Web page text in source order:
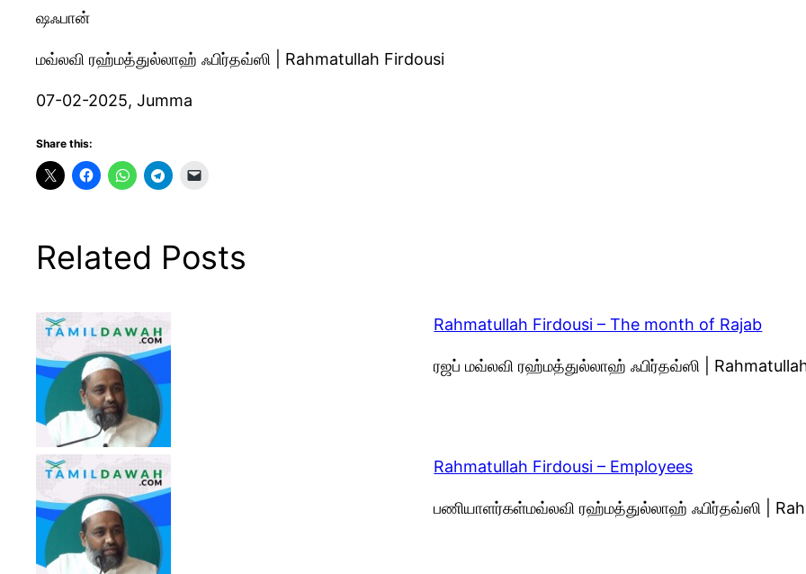
ஷஃபான்
மவ்லவி ரஹ்மத்துல்லாஹ் ஃபிர்தவ்ஸி | Rahmatullah Firdousi
07-02-2025, Jumma
Share this:
Related Posts
Rahmatullah Firdousi – The month of Rajab
ரஜப் மவ்லவி ரஹ்மத்துல்லாஹ் ஃபிர்தவ்ஸி |
Rahmatullah Firdousi – Employees
பணியாளர்கள்மவ்லவி ரஹ்மத்துல்லாஹ் ஃபிர்தவ்ஸி |